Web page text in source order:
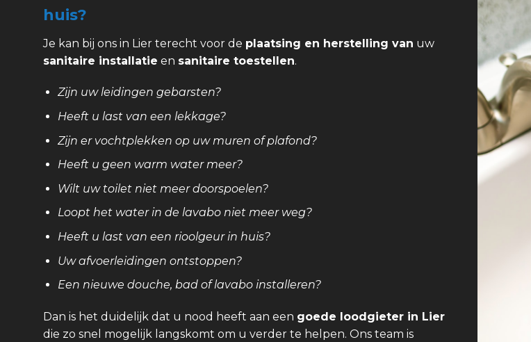
huis?
Je kan bij ons in Lier terecht voor de plaatsing en herstelling van uw
sanitaire installatie en sanitaire toestellen.
Zijn uw leidingen gebarsten?
Heeft u last van een lekkage?
Zijn er vochtplekken op uw muren of plafond?
Heeft u geen warm water meer?
Wilt uw toilet niet meer doorspoelen?
Loopt het water in de lavabo niet meer weg?
Heeft u last van een rioolgeur in huis?
Uw afvoerleidingen ontstoppen?
Een nieuwe douche, bad of lavabo installeren?
Dan is het duidelijk dat u nood heeft aan een goede loodgieter in Lier
die zo snel mogelijk langskomt om u verder te helpen. Ons team is